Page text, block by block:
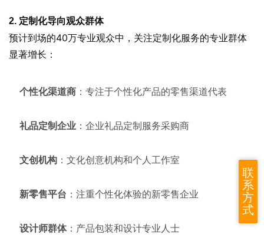
2. 定制化导向观众群体
预计到场的40万专业观众中，关注定制化服务的专业群体
显著增长：
个性化渠道商 ：专注于个性化产品的零售渠道代表
礼品定制企业 ：企业礼品定制服务采购商
文创机构 ：文化创意机构和个人工作室
新零售平台 ：注重个性化体验的新零售企业
设计师群体：产品包装和设计专业人士
联
系
方
式